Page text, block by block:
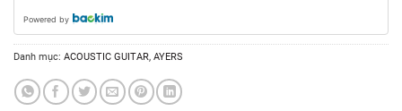
Powered by
Danh mục: ACOUSTIC GUITAR, AYERS